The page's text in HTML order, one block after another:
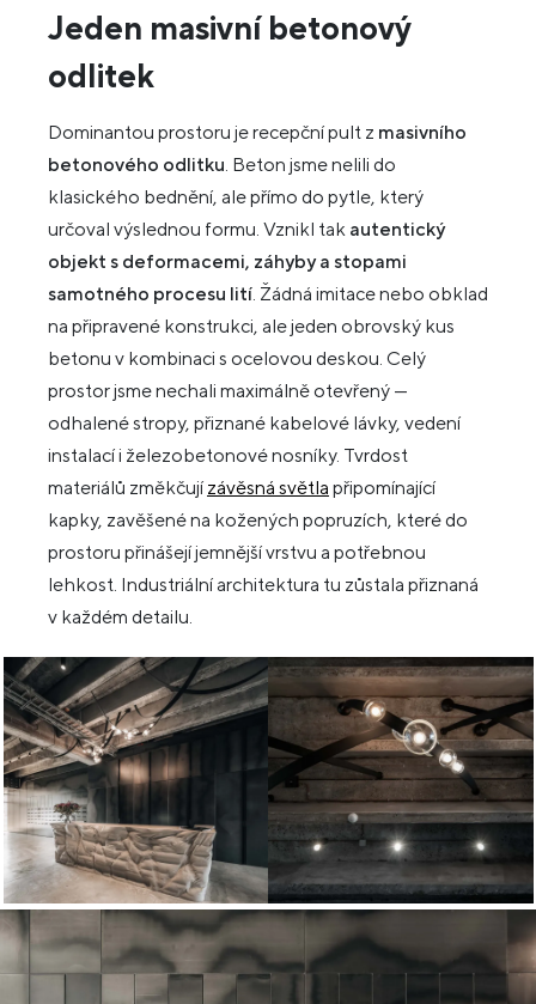
Jeden masivní betonový
odlitek
Dominantou prostoru je recepční pult z masivního
betonového odlitku . Beton jsme nelili do
klasického bednění, ale přímo do pytle, který
určoval výslednou formu. Vznikl tak autentický
objekt s deformacemi, záhyby a stopami
samotného procesu lití . Žádná imitace nebo obklad
na připravené konstrukci, ale jeden obrovský kus
betonu v kombinaci s ocelovou deskou. Celý
prostor jsme nechali maximálně otevřený —
odhalené stropy, přiznané kabelové lávky, vedení
instalací i železobetonové nosníky. Tvrdost
materiálů změkčují závěsná světla připomínající
kapky, zavěšené na kožených popruzích, které do
prostoru přinášejí jemnější vrstvu a potřebnou
lehkost. Industriální architektura tu zůstala přiznaná
v každém detailu.